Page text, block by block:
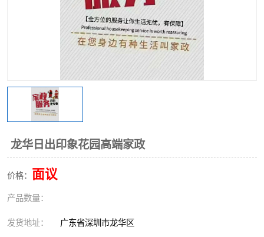
龙华日出印象花园高端家政
价格： 面议
产品数量：
发货地址： 广东省深圳市龙华区